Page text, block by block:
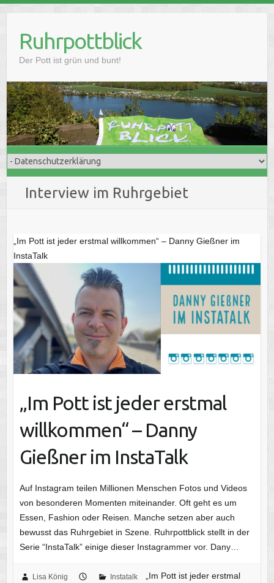
contentRuhrpottblick
Der Pott ist grün und bunt!
Interview im Ruhrgebiet
„Im Pott ist jeder erstmal willkommen“ – Danny Gießner im
InstaTalk
„Im Pott ist jeder erstmal
willkommen“ – Danny
Gießner im InstaTalk
Auf Instagram teilen Millionen Menschen Fotos und Videos
von besonderen Momenten miteinander. Oft geht es um
Essen, Fashion oder Reisen. Manche setzen aber auch
bewusst das Ruhrgebiet in Szene. Ruhrpottblick stellt in der
Serie “InstaTalk” einige dieser Instagrammer vor. Dany…
Lisa König Instatalk
„Im Pott ist jeder erstmal